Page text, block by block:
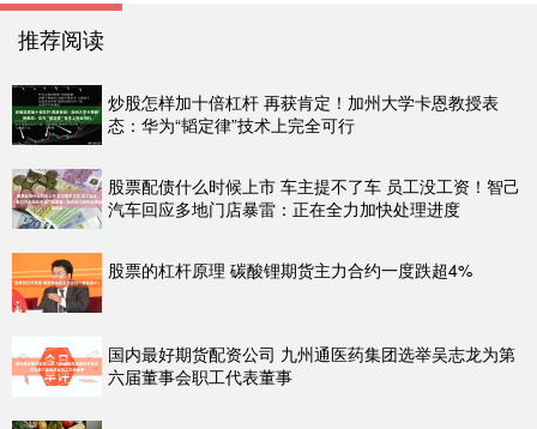
推荐阅读
炒股怎样加十倍杠杆 再获肯定！加州大学卡恩教授表
态：华为“韬定律”技术上完全可行
股票配债什么时候上市 车主提不了车 员工没工资！智己
汽车回应多地门店暴雷：正在全力加快处理进度
股票的杠杆原理 碳酸锂期货主力合约一度跌超4%
国内最好期货配资公司 九州通医药集团选举吴志龙为第
六届董事会职工代表董事